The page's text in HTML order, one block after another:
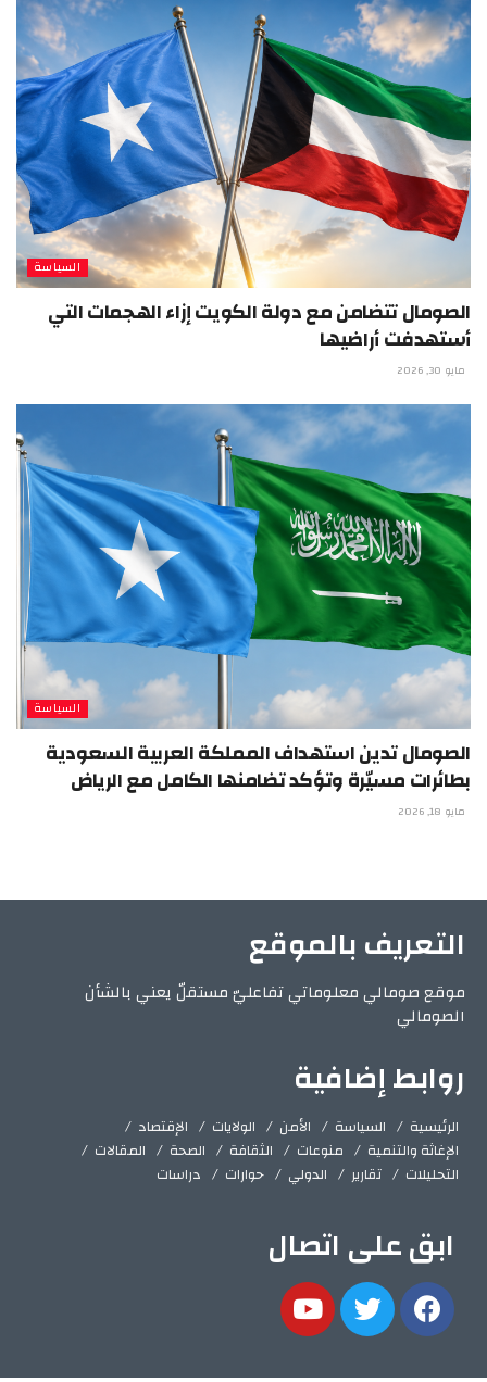
السياسة
الصومال تتضامن مع دولة الكويت إزاء الهجمات التي
أستهدفت أراضيها
مايو 30, 2026
السياسة
الصومال تدين استهداف المملكة العربية السعودية
بطائرات مسيّرة وتؤكد تضامنها الكامل مع الرياض
مايو 18, 2026
التعريف بالموقع
موقع صومالي معلوماتي تفاعليّ مستقلّ يعني بالشأن
الصومالي
روابط إضافية
الرئيسية السياسة الأمن الولايات
الإقتصاد
الإغاثة والتنمية
منوعات الثقافة الصحة
المقالات
التحليلات
تقارير الدولي حوارات دراسات
ابق على اتصال